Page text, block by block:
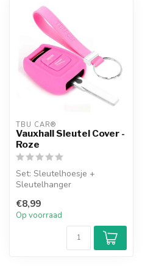
TBU CAR®
Vauxhall Sleutel Cover -
Roze
Set: Sleutelhoesje +
Sleutelhanger
€8,99
Op voorraad